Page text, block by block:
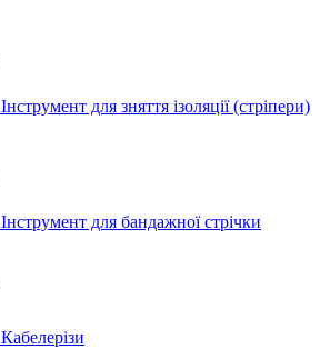
Інструмент для зняття ізоляції (стріпери)
Інструмент для бандажної стрічки
Кабелерізи